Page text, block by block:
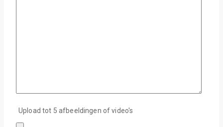
Upload tot 5 afbeeldingen of video's